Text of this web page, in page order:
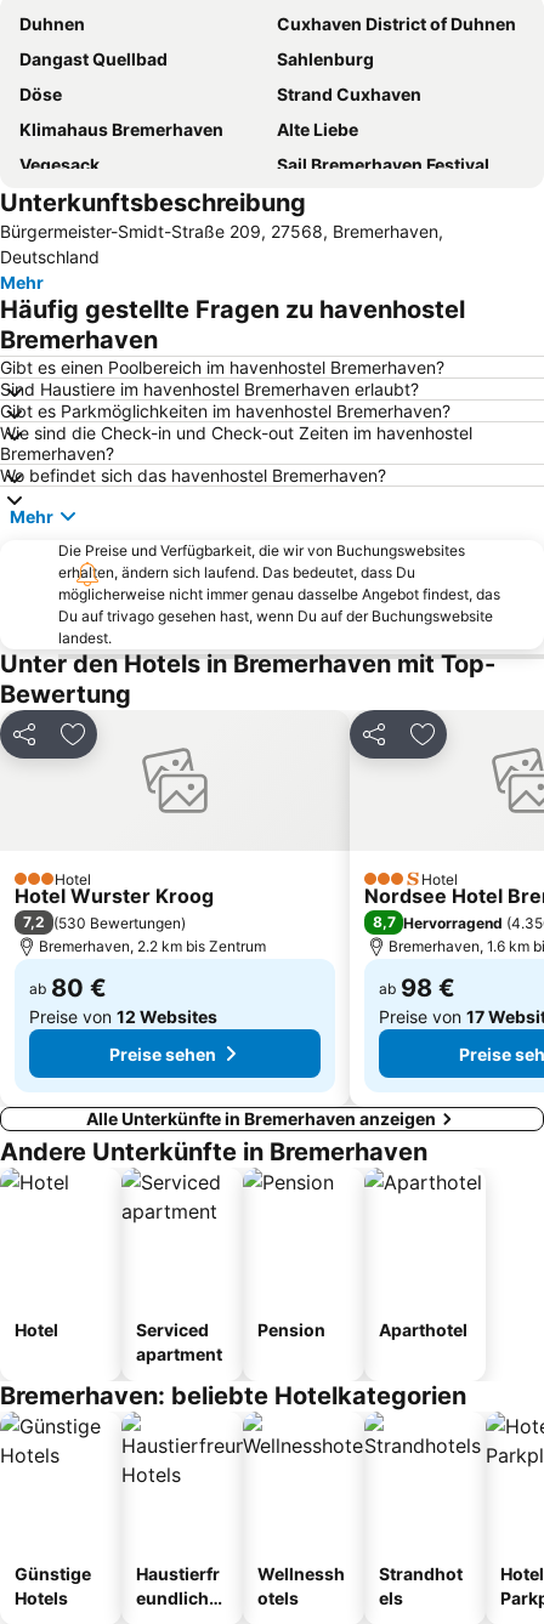
Duhnen
Cuxhaven District of Duhnen
Dangast Quellbad
Sahlenburg
Döse
Strand Cuxhaven
Klimahaus Bremerhaven
Alte Liebe
Vegesack
Sail Bremerhaven Festival
Tier- und Freizeitpark Jaderpark
Störtebeker
Bremerhaven Zoo
Spielscheune Burhave
Lesum
Altenwalde
Altenbruch
Schaufenster Fischereihafen
Kurhaus Dangast
Bahnhof Wilhelmshaven
Gröpelingen
Blumenthal
HafenBus
Kugelbake
Insel Neuwerk
Seeterrassen
Holte-Spangen
Oslebshausen
Stadtbremisches Überseehafengebiet Bremerhaven
Deutsches Marinemuseum
Bernsteinsee
Lüdingworth
Museum Nationalparkhaus Fedderwardersiel
Farge
Vegesack - Stadtteil
Schloß Rastede
Burglesum
Berensch-Arensch
Käpt´n Cux´s Hafen
Wattwagenfahrt zur Insel Neuwerk
Nationalpark Niedersächsisches Wattenmeer
Am Alten Deich
Unterkunftsbeschreibung
Bürgermeister-Smidt-Straße 209, 27568, Bremerhaven,
Deutschland
Mehr
Häufig gestellte Fragen zu havenhostel
Bremerhaven
Gibt es einen Poolbereich im havenhostel Bremerhaven?
Sind Haustiere im havenhostel Bremerhaven erlaubt?
Gibt es Parkmöglichkeiten im havenhostel Bremerhaven?
Wie sind die Check-in und Check-out Zeiten im havenhostel
Bremerhaven?
Wo befindet sich das havenhostel Bremerhaven?
Mehr
Die Preise und Verfügbarkeit, die wir von Buchungswebsites
erhalten, ändern sich laufend. Das bedeutet, dass Du
möglicherweise nicht immer genau dasselbe Angebot findest, das
Du auf trivago gesehen hast, wenn Du auf der Buchungswebsite
landest.
Unter den Hotels in Bremerhaven mit Top-
Bewertung
Teilen Zu Favoriten hinzufügen
3 Sterne
Hotel
Hotel Wurster Kroog
7,2 (530 Bewertungen)
Bremerhaven, 2.2 km bis Zentrum
ab 80 €
Preise von 12 Websites
Preise sehen
Teilen Zu Favoriten
3 SterneHotel
Nordsee Hotel
8,7 Hervorragend (
Bremerhaven, 1.6 km
ab 98 €
Preise von 17
Preise
Alle Unterkünfte in Bremerhaven anzeigen
Andere Unterkünfte in Bremerhaven
Hotel
Serviced
apartment
Pension Aparthotel
Bremerhaven: beliebte Hotelkategorien
Günstige
Hotels
Haustierfr
eundliche
Wellnessh
otels
Strandhot
els